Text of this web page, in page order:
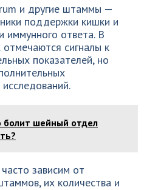
и другие штаммы —
поддержки кишки и
иммунного ответа. В
сигналы к
показателей, но
болит шейный отдел
зависим от
их количества и